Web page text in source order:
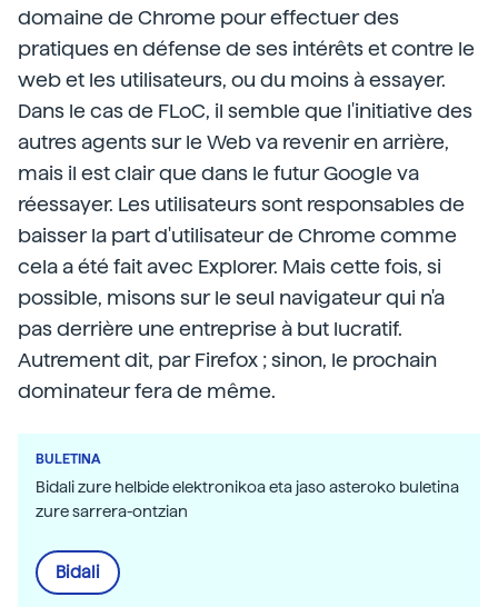
domaine de Chrome pour effectuer des
pratiques en défense de ses intérêts et contre le
web et les utilisateurs, ou du moins à essayer.
Dans le cas de FLoC, il semble que l'initiative des
autres agents sur le Web va revenir en arrière,
mais il est clair que dans le futur Google va
réessayer. Les utilisateurs sont responsables de
baisser la part d'utilisateur de Chrome comme
cela a été fait avec Explorer. Mais cette fois, si
possible, misons sur le seul navigateur qui n'a
pas derrière une entreprise à but lucratif.
Autrement dit, par Firefox ; sinon, le prochain
dominateur fera de même.
BULETINA
Bidali zure helbide elektronikoa eta jaso asteroko buletina
zure sarrera-ontzian
Bidali